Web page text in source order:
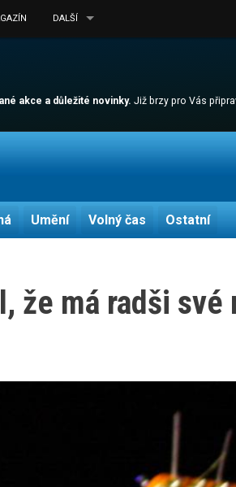
akce a důležité novinky.Již brzy pro Vás
DALŠÍ
Umění Volný čas Ostatní
že má radši